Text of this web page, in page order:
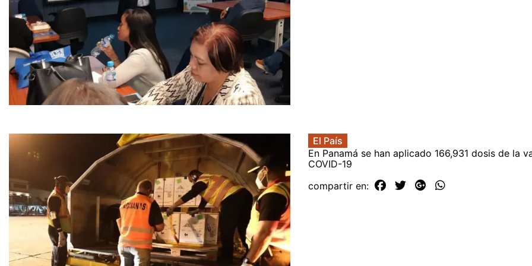
El País
En Panamá se han aplicado 166,931 dosis de la
COVID-19
compartir en: